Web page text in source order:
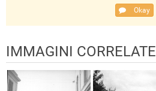
Okay
IMMAGINI CORRELATE